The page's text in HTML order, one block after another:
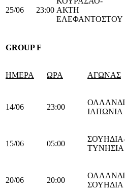
25/06 23:00 ΑΚΤΗ
ΕΛΕΦΑΝΤΟΣΤΟΥ
GROUPF
ΗΜΕΡΑ ΩΡΑ ΑΓΩΝΑΣ
14/06 23:00
ΙΑΠΩΝΙΑ
15/06 05:00
ΤΥΝΗΣΙΑ
20/06 20:00
ΣΟΥΗΔΙΑ